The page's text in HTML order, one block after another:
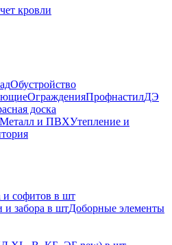
кровли
Обустройство
ОгражденияПрофнастилДЭ
доска
и ПВХУтепление и
и софитов в шт
и забора в штДоборные элементы